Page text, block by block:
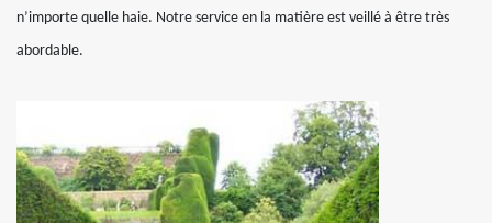
n’importe quelle haie. Notre service en la matière est veillé à être très
abordable.